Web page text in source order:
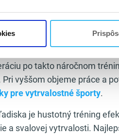
typ tréningu s
po takto náročnom
Pri vyššom objeme práce a
pre vytrvalostné športy.
je hustotný tréning
a svalovej vytrvalosti.